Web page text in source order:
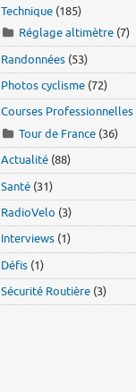
Technique (185)
Réglage altimètre (7)
Randonnées (53)
Photos cyclisme (72)
Courses Professionnelles
Tour de France (36)
Actualité (88)
Santé (31)
RadioVelo (3)
Interviews (1)
Défis (1)
Sécurité Routière (3)